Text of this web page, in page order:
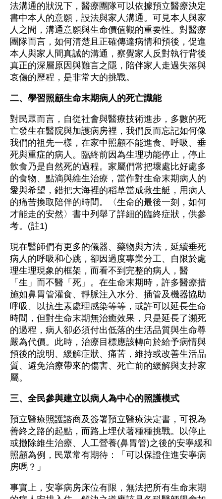
法溝通的狀況下，醫療團隊可以依據預立醫療決定
書中本人的意願，設法與家人溝通。可見本人與家
人之間，溝通意願與生命價值觀的重要性。對醫療
團隊而言，如何清楚且正確傳達病情和預後，促進
本人與家人間真誠的溝通，察覺家人反對執行背後
真正的深層原因與難言之隱，陪伴家人走過失落與
哀傷的歷程，是非常大的挑戰。
二、學習照顧生命末期病人的死亡識能
對民眾而言，自從社會與醫療技術進步，多數的死
亡發生在醫院與加護病房裡，我們反而忘記如何像
我們的祖先一樣，在家中照顧不能進食、呼吸、垂
死與重症的病人。臨終前因為生理功能停止，停止
飲食乃是自然死的過程。家屬們常把壞處比好處多
的食物、點滴與維生治療，當作對生命末期病人的
愛與希望，錯把大海裡的稻草當成救生艇，用病人
的痛苦換取陪伴的時間。〈生命的最後一刻，如何
才能走的安然〉書中列舉了詳細的臨終症狀，供參
考。(註1)
現在醫師們有更多的儀器、藥物與方法，延續垂死
病人的呼吸和心跳，卻因過度專業分工、自限於處
理生理現象的框架，而看不到完整的病人，醫
「生」而不醫「死」。在生命末期時，許多醫療措
施如鼻胃管灌食、靜脈注入水分、插管及機器協助
呼吸、以抗生素處理感染等等，或許可以延長生命
時間，但對生命末期無治癒效果，只是延長了瀕死
的過程，病人卻必須付出低落的生活品質與生命尊
嚴為代價。此時，治療目標應該轉向於給予病情與
預後的說明、緩解症狀、痛苦，維持或改善生活品
質、避免治療帶來的傷害、死亡前的緩解與支持家
屬。
三、全民參與建立以病人為中心的照護模式
預立醫療照護諮商及簽署預立醫療決定書，可視為
善終之路的起點，而路上埋伏著種種挑戰。以停止
或撤除維生治療、人工營養(鼻胃管)之後的安寧緩和
照顧為例，民眾常有期待：「可以保證住進安寧病
房嗎？」
事實上，安寧病房床位有限，無法把所有生命末期